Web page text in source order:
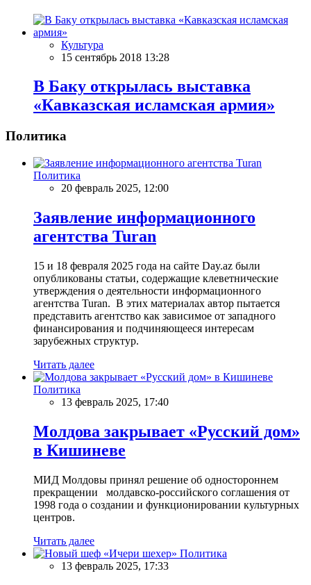
Культура
15 сентябрь 2018 13:28
В Баку открылась выставка
«Кавказская исламская армия»
Политика
Политика
20 февраль 2025, 12:00
Заявление информационного
агентства Turan
15 и 18 февраля 2025 года на сайте Day.az были
опубликованы статьи, содержащие клеветнические
утверждения о деятельности информационного
агентства Turan. В этих материалах автор пытается
представить агентство как зависимое от западного
финансирования и подчиняющееся интересам
зарубежных структур.
Читать далее
Политика
13 февраль 2025, 17:40
Молдова закрывает «Русский дом»
в Кишиневе
МИД Молдовы принял решение об одностороннем
прекращении молдавско-российского соглашения от
1998 года о создании и функционировании культурных
центров.
Читать далее
Политика
13 февраль 2025, 17:33